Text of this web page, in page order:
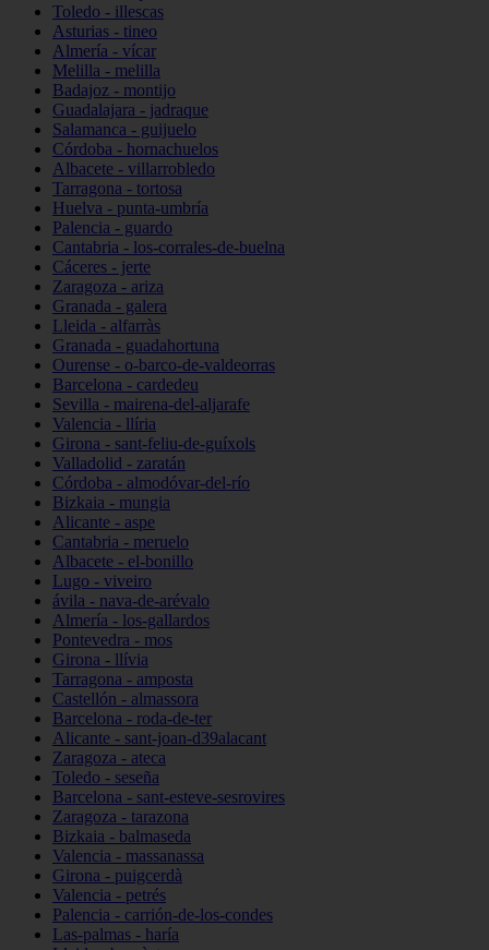
Toledo - illescas
Asturias - tineo
Almería - vícar
Melilla - melilla
Badajoz - montijo
Guadalajara - jadraque
Salamanca - guijuelo
Córdoba - hornachuelos
Albacete - villarrobledo
Tarragona - tortosa
Huelva - punta-umbría
Palencia - guardo
Cantabria - los-corrales-de-buelna
Cáceres - jerte
Zaragoza - ariza
Granada - galera
Lleida - alfarràs
Granada - guadahortuna
Ourense - o-barco-de-valdeorras
Barcelona - cardedeu
Sevilla - mairena-del-aljarafe
Valencia - llíria
Girona - sant-feliu-de-guíxols
Valladolid - zaratán
Córdoba - almodóvar-del-río
Bizkaia - mungia
Alicante - aspe
Cantabria - meruelo
Albacete - el-bonillo
Lugo - viveiro
ávila - nava-de-arévalo
Almería - los-gallardos
Pontevedra - mos
Girona - llívia
Tarragona - amposta
Castellón - almassora
Barcelona - roda-de-ter
Alicante - sant-joan-d39alacant
Zaragoza - ateca
Toledo - seseña
Barcelona - sant-esteve-sesrovires
Zaragoza - tarazona
Bizkaia - balmaseda
Valencia - massanassa
Girona - puigcerdà
Valencia - petrés
Palencia - carrión-de-los-condes
Las-palmas - haría